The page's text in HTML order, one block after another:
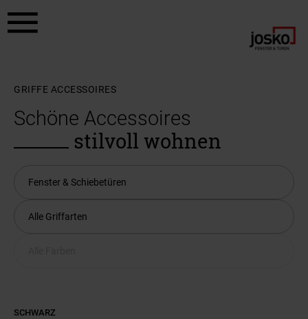
GRIFFE ACCESSOIRES
Schöne Accessoires
stilvoll wohnen
SCHWARZ